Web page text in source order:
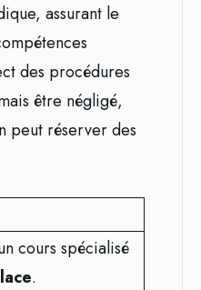
assurant le
des procédures
être négligé,
peut réserver des
cours spécialisé
.